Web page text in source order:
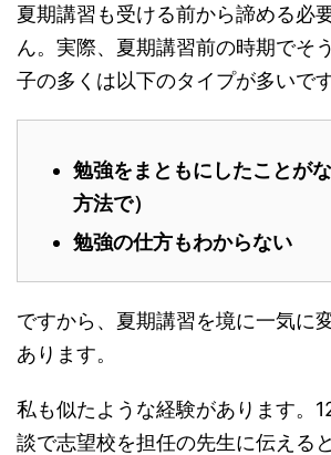
夏期講習も受ける前から諦める必
ん。実際、夏期講習前の時期でそ
子の多くは以下のタイプが多いです
勉強をまともにしたことが
方法で）
勉強の仕方もわからない
ですから、夏期講習を境に一気に
あります。
私も似たような経験があります。
談で志望校を担任の先生に伝えると